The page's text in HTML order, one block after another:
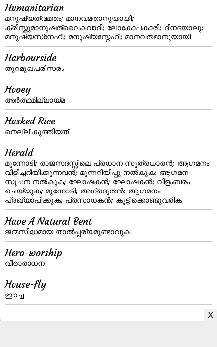
Humanitarian
മനുഷ്യത്വമതം; മാനവമതാനുയായി;
ക്രിസ്തുമാനുഷത്വൈകവാദി; ലോകോപകാരി; ദീനദയാലു;
മനുഷ്യസ്‌നേഹി; മനുഷ്യസ്നേഹി; മാനവതമാനുയായി
Harbourside
തുറമുഖപരിസരം
Hooey
അര്‍ത്ഥമില്ലായ്‌മ
Husked Rice
നെല്ല്‌ കുത്തിയത്‌
Herald
മുന്നോടി; രാജസദസ്സിലെ പ്രധാന സൂത്രധാരന്‍; ആഗമനം
വിളിച്ചറിയിക്കുന്നവന്‍; മുന്നറിയിപ്പു നല്‍കുക; ആഗമന
സൂചന നല്‍കുക; ഘോഷകന്‍; ഘോഷകന്‍; വിളംബരം
ചെയ്യുക; മുന്നോടി; അഗ്രദൂതന്‍; ആഗമനം
പ്രഖ്യാപിക്കുക; പ്രസാധകന്‍; കൂട്ടിക്കൊണ്ടുവരിക
Have A Natural Bent
ജന്മസിദ്ധമായ താല്‍പ്പര്യമുണ്ടാവുക
Hero-worship
വീരാരാധന
House-fly
ഈച്ച